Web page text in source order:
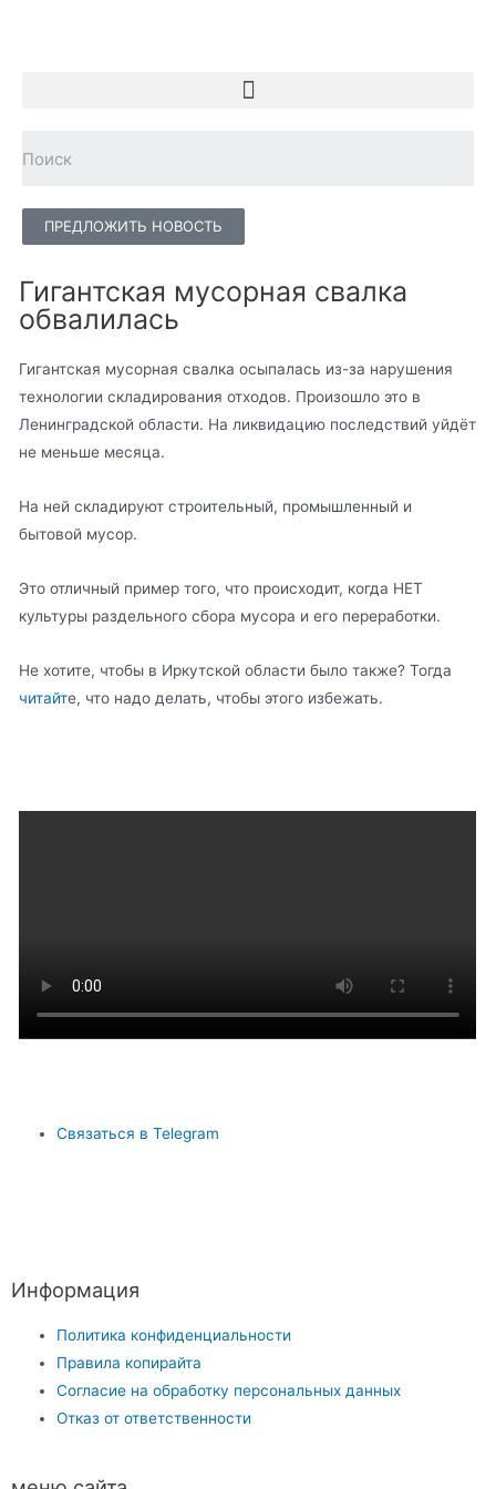
ПРЕДЛОЖИТЬ НОВОСТЬ
Гигантская мусорная свалка
обвалилась
Гигантская мусорная свалка осыпалась из-за нарушения
технологии складирования отходов. Произошло это в
Ленинградской области. На ликвидацию последствий уйдёт
не меньше месяца.
На ней складируют строительный, промышленный и
бытовой мусор.
Это отличный пример того, что происходит, когда НЕТ
культуры раздельного сбора мусора и его переработки.
Не хотите, чтобы в Иркутской области было также? Тогда
читайте, что надо делать, чтобы этого избежать.
Связаться в Telegram
Информация
Политика конфиденциальности
Правила копирайта
Согласие на обработку персональных данных
Отказ от ответственности